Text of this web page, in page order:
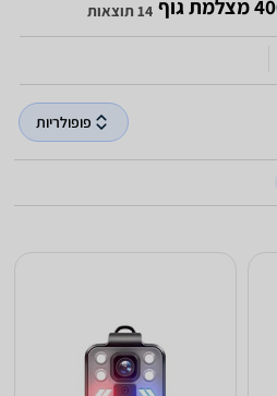
14 תוצאות
פופולריות